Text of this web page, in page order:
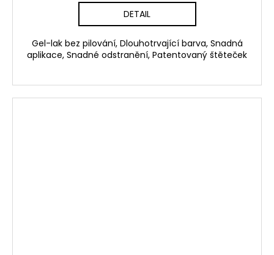
DETAIL
Gel-lak bez pilování, Dlouhotrvající barva, Snadná
aplikace, Snadné odstranění, Patentovaný štěteček